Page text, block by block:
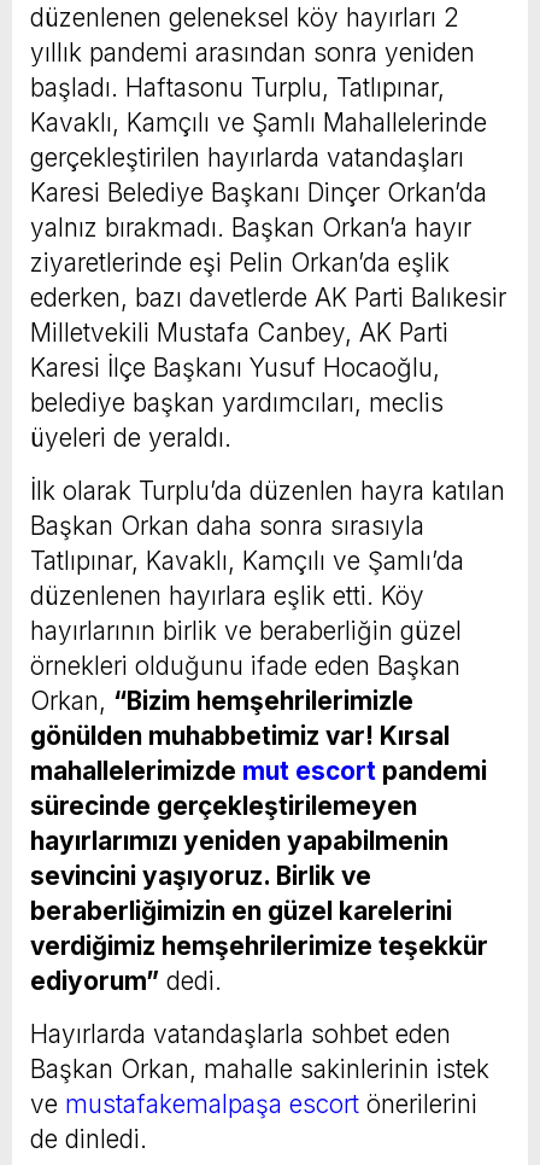
düzenlenen geleneksel köy hayırları 2
yıllık pandemi arasından sonra yeniden
başladı. Haftasonu Turplu, Tatlıpınar,
Kavaklı, Kamçılı ve Şamlı Mahallelerinde
gerçekleştirilen hayırlarda vatandaşları
Karesi Belediye Başkanı Dinçer Orkan’da
yalnız bırakmadı. Başkan Orkan’a hayır
ziyaretlerinde eşi Pelin Orkan’da eşlik
ederken, bazı davetlerde AK Parti Balıkesir
Milletvekili Mustafa Canbey, AK Parti
Karesi İlçe Başkanı Yusuf Hocaoğlu,
belediye başkan yardımcıları, meclis
üyeleri de yeraldı.
İlk olarak Turplu’da düzenlen hayra katılan
Başkan Orkan daha sonra sırasıyla
Tatlıpınar, Kavaklı, Kamçılı ve Şamlı’da
düzenlenen hayırlara eşlik etti. Köy
hayırlarının birlik ve beraberliğin güzel
örnekleri olduğunu ifade eden Başkan
Orkan, “Bizim hemşehrilerimizle
gönülden muhabbetimiz var! Kırsal
mahallelerimizde mut escort pandemi
sürecinde gerçekleştirilemeyen
hayırlarımızı yeniden yapabilmenin
sevincini yaşıyoruz. Birlik ve
beraberliğimizin en güzel karelerini
verdiğimiz hemşehrilerimize teşekkür
ediyorum” dedi.
Hayırlarda vatandaşlarla sohbet eden
Başkan Orkan, mahalle sakinlerinin istek
ve mustafakemalpaşa escort önerilerini
de dinledi.